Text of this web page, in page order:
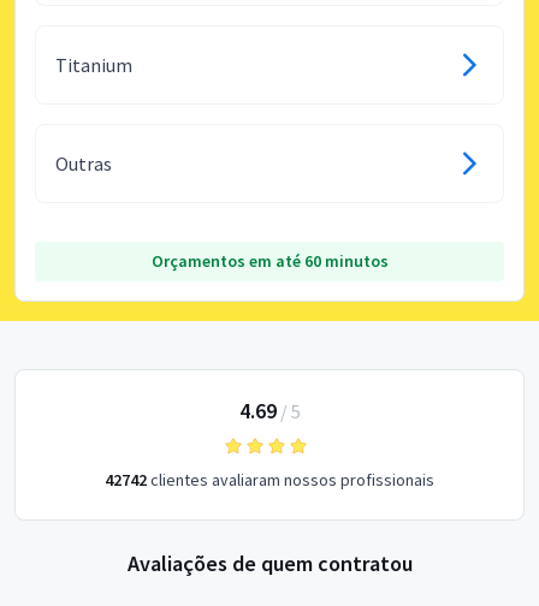
Titanium
Outras
Orçamentos em até 60 minutos
4.69/ 5
42742clientes avaliaram nossos profissionais
Avaliações de quem contratou